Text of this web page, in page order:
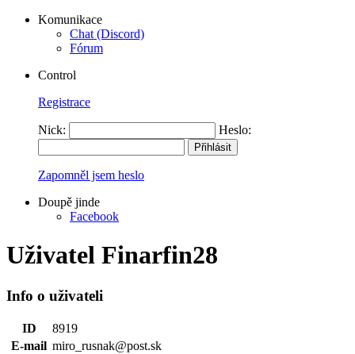
Komunikace
Chat (Discord)
Fórum
Control
Registrace
Nick: Heslo:
Zapomněl jsem heslo
Doupě jinde
Facebook
Uživatel Finarfin28
Info o uživateli
ID
8919
E-mail miro_rusnak@post.sk